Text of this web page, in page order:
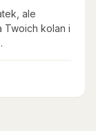
ale
Twoich kolan i